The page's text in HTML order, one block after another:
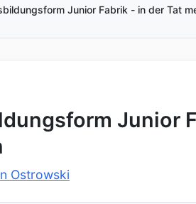
Junior Fabrik - in der Tat
Junior
Ostrowski